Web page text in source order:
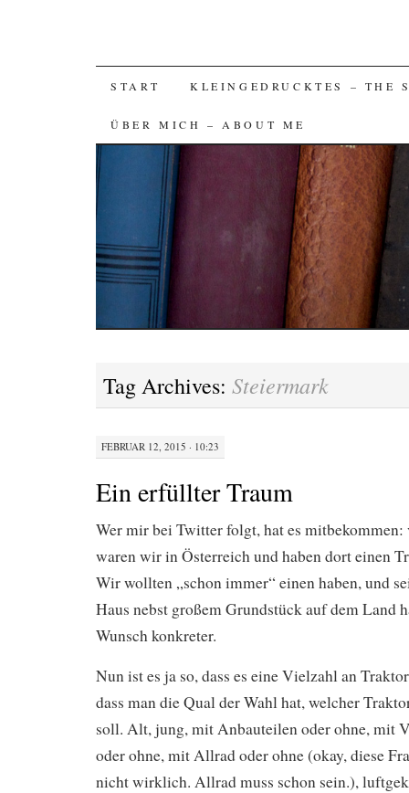
SKIP
TO
CONTENT
START KLEINGEDRUCKTES – THE
ÜBER MICH – ABOUT ME
Tag Archives: Steiermark
FEBRUAR 12, 2015 · 10:23
Ein erfüllter Traum
Wer mir bei Twitter folgt, hat es mitbekommen:
waren wir in Österreich und haben dort einen
Wir wollten „schon immer“ einen haben, und
Haus nebst großem Grundstück auf dem Land
Wunsch konkreter.
Nun ist es ja so, dass es eine Vielzahl an
dass man die Qual der Wahl hat, welcher
soll. Alt, jung, mit Anbauteilen oder ohne, mit
oder ohne, mit Allrad oder ohne (okay, diese
nicht wirklich. Allrad muss schon sein.),